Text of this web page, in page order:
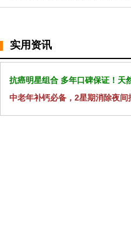
实用资讯
抗癌明星组合 多年口碑保证！天
中老年补钙必备，2星期消除夜